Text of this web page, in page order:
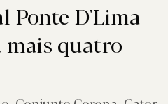
Ponte D'Lima
quatro